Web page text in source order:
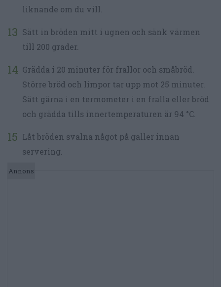
liknande om du vill.
Sätt in bröden mitt i ugnen och sänk värmen
till 200 grader.
Grädda i 20 minuter för frallor och småbröd.
Större bröd och limpor tar upp mot 25 minuter.
Sätt gärna i en termometer i en fralla eller bröd
och grädda tills innertemperaturen är 94 °C.
Låt bröden svalna något på galler innan
servering.